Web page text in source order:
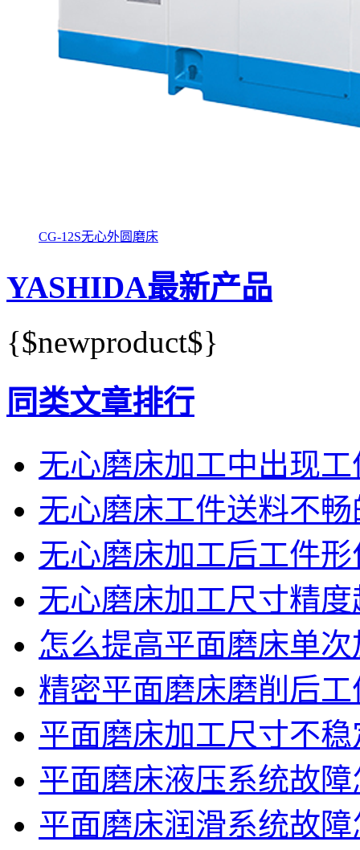
CG-12S无心外圆磨床
YASHIDA最新产品
{$newproduct$}
同类文章排行
无心磨床加工中出现
无心磨床工件送料不
无心磨床加工后工件
无心磨床加工尺寸精
怎么提高平面磨床单
精密平面磨床磨削后
平面磨床加工尺寸不
平面磨床液压系统故
平面磨床润滑系统故